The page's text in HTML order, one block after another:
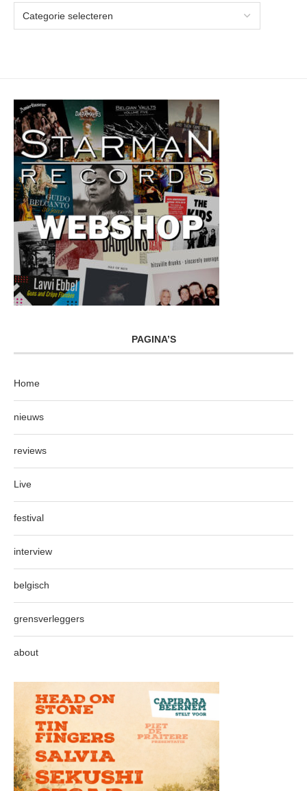
PAGINA’S
Home
nieuws
reviews
Live
festival
interview
belgisch
grensverleggers
about